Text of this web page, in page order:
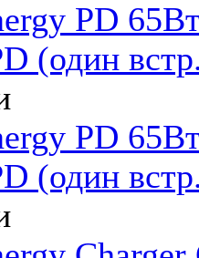
PD
(один
PD
(один